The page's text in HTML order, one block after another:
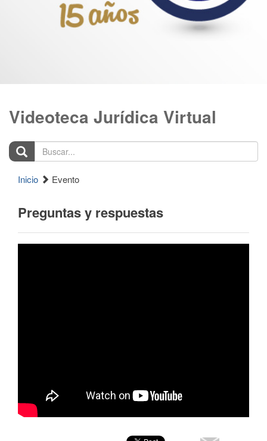
Videoteca Jurídica Virtual
Buscar...
Inicio Evento
Preguntas y respuestas